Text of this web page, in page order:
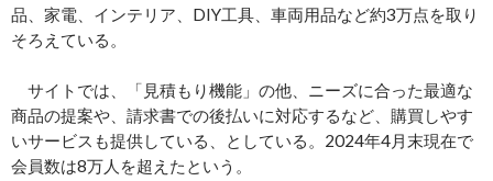
品、家電、インテリア、DIY工具、車両用品など約3万点を取り
そろえている。
サイトでは、「見積もり機能」の他、ニーズに合った最適な
商品の提案や、請求書での後払いに対応するなど、購買しやす
いサービスも提供している、としている。2024年4月末現在で
会員数は8万人を超えたという。